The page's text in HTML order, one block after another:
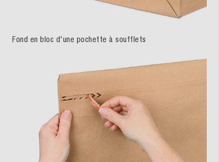
Fond en bloc d'une pochette à soufflets